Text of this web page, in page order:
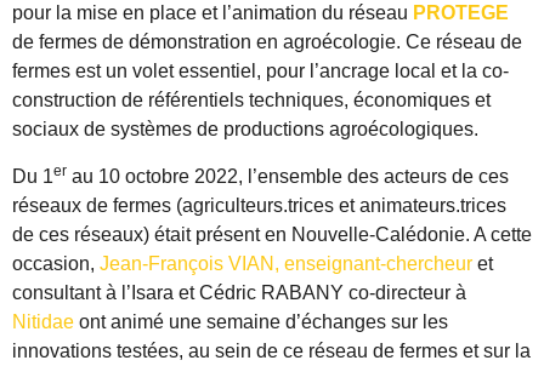
pour la mise en place et l’animation du réseau PROTEGE
de fermes de démonstration en agroécologie. Ce réseau de
fermes est un volet essentiel, pour l’ancrage local et la co-
construction de référentiels techniques, économiques et
sociaux de systèmes de productions agroécologiques.
Du 1er au 10 octobre 2022, l’ensemble des acteurs de ces
réseaux de fermes (agriculteurs.trices et animateurs.trices
de ces réseaux) était présent en Nouvelle-Calédonie. A cette
occasion, Jean-François VIAN, enseignant-chercheur et
consultant à l’Isara et Cédric RABANY co-directeur à
Nitidae ont animé une semaine d’échanges sur les
innovations testées, au sein de ce réseau de fermes et sur la